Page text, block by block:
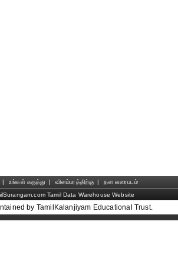
| உங்கள் கருத்து | விளம்பரத்திற்கு |
தள வரைபடம்
Tamil Data Warehouse Website
by TamilKalanjiyam Educational Trust.